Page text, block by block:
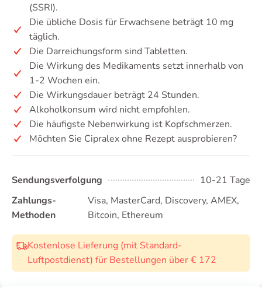
(SSRI).
Die übliche Dosis für Erwachsene beträgt 10 mg
täglich.
Die Darreichungsform sind Tabletten.
Die Wirkung des Medikaments setzt innerhalb von
1-2 Wochen ein.
Die Wirkungsdauer beträgt 24 Stunden.
Alkoholkonsum wird nicht empfohlen.
Die häufigste Nebenwirkung ist Kopfschmerzen.
Möchten Sie Cipralex ohne Rezept ausprobieren?
Sendungsverfolgung
10-21 Tage
Zahlungs-
Methoden
Visa, MasterCard, Discovery, AMEX,
Bitcoin, Ethereum
Kostenlose Lieferung (mit Standard-
Luftpostdienst) für Bestellungen über € 172